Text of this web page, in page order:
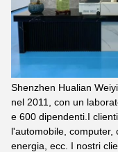
Shenzhen Hualian
nel 2011, con un
e 600 dipendenti.I
l'automobile, computer,
energia, ecc. I nostri